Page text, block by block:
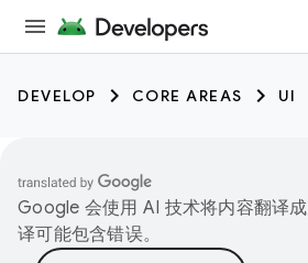
DEVELOP CORE AREAS UI
Google 会使用 AI 技术将内容翻译
译可能包含错误。